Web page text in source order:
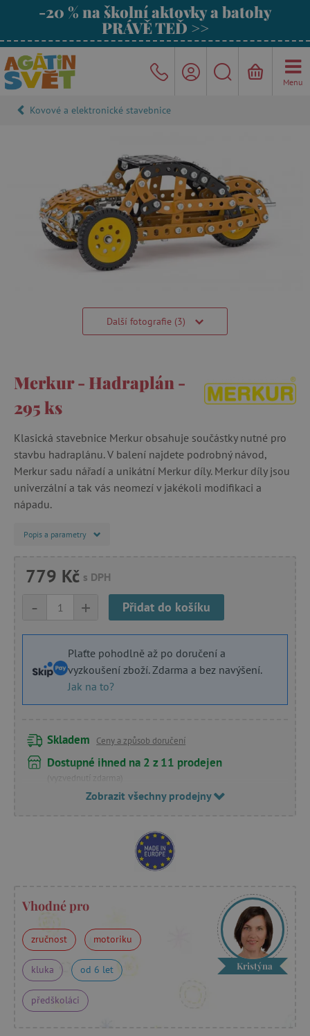
-20 % na školní aktovky a batohy
PRÁVĚ TEĎ >>
Menu
Kovové a elektronické stavebnice
Další fotografie (3)
Merkur - Hadraplán -
295 ks
Klasická stavebnice Merkur obsahuje součástky nutné pro
stavbu hadraplánu. V balení najdete podrobný návod,
Merkur sadu nářadí a unikátní Merkur díly. Merkur díly jsou
univerzální a tak vás neomezí v jakékoli modifikaci a
nápadu.
Popis a parametry
779 Kč s DPH
+
- Přidat do košíku
Plaťte pohodlně až po doručení a
vyzkoušení zboží. Zdarma a bez navýšení.
Jak na to?
Skladem Ceny a způsob doručení
Dostupné ihned na 2 z 11 prodejen
(vyzvednutí zdarma)
Zobrazit všechny prodejny
Vhodné pro
zručnost motoriku
kluka od 6 let
předškoláci
Kristýna